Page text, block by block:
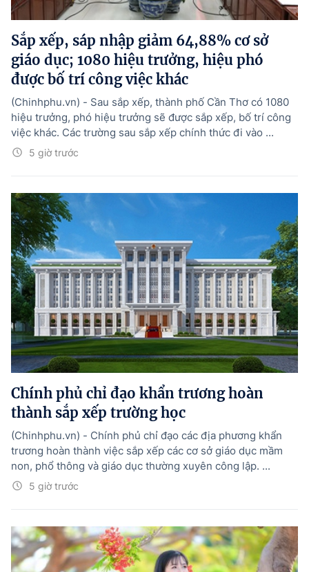
Sắp xếp, sáp nhập giảm 64,88% cơ sở
giáo dục; 1080 hiệu trưởng, hiệu phó
được bố trí công việc khác
5 giờ trước
(Chinhphu.vn) - Sau sắp xếp, thành phố Cần Thơ có 1080
hiệu trưởng, phó hiệu trưởng sẽ được sắp xếp, bố trí công
việc khác. Các trường sau sắp xếp chính thức đi vào ...
Chính phủ chỉ đạo khẩn trương hoàn
thành sắp xếp trường học
5 giờ trước
(Chinhphu.vn) - Chính phủ chỉ đạo các địa phương khẩn
trương hoàn thành việc sắp xếp các cơ sở giáo dục mầm
non, phổ thông và giáo dục thường xuyên công lập. ...